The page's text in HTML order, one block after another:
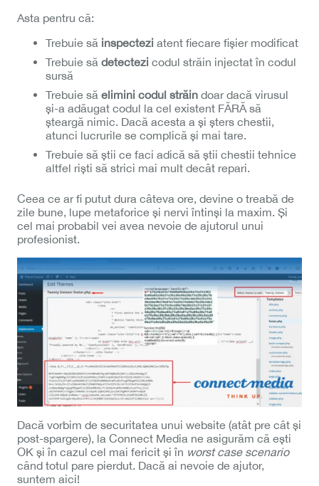
Asta pentru că:
Trebuie să inspectezi atent fiecare fișier modificat
Trebuie să detectezi codul străin injectat în codul
sursă
Trebuie să elimini codul străin doar dacă virusul
și-a adăugat codul la cel existent FĂRĂ să
șteargă nimic. Dacă acesta a și șters chestii,
atunci lucrurile se complică și mai tare.
Trebuie să știi ce faci adică să știi chestii tehnice
altfel riști să strici mai mult decât repari.
Ceea ce ar fi putut dura câteva ore, devine o treabă de
zile bune, lupe metaforice și nervi întinși la maxim. Și
cel mai probabil vei avea nevoie de ajutorul unui
profesionist.
Dacă vorbim de securitatea unui website (atât pre cât și
post-spargere), la Connect Media ne asigurăm că ești
OK și în cazul cel mai fericit și în worst case scenario
când totul pare pierdut. Dacă ai nevoie de ajutor,
suntem aici!